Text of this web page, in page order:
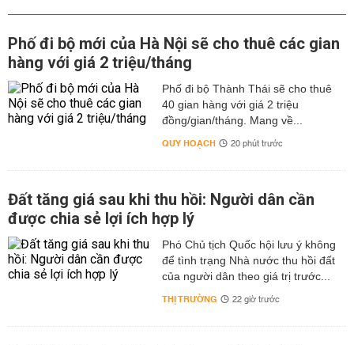
Phố đi bộ mới của Hà Nội sẽ cho thuê các gian
hàng với giá 2 triệu/tháng
Phố đi bộ Thành Thái sẽ cho thuê
40 gian hàng với giá 2 triệu
đồng/gian/tháng. Mang về...
QUY HOẠCH 20 phút trước
Đất tăng giá sau khi thu hồi: Người dân cần
được chia sẻ lợi ích hợp lý
Phó Chủ tịch Quốc hội lưu ý không
để tình trạng Nhà nước thu hồi đất
của người dân theo giá trị trước...
THỊ TRƯỜNG 22 giờ trước